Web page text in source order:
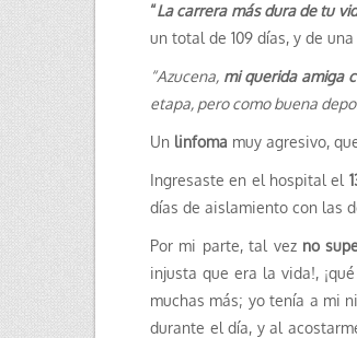
“La carrera más dura de tu
un total de 109 días, y de
“Azucena, mi querida amiga
etapa, pero como buena
Un linfoma muy agresivo,
Ingresaste en el hospital el
días de aislamiento con las
Por mi parte, tal vez no
injusta que era la vida!,
muchas más; yo tenía a mi
durante el día, y al